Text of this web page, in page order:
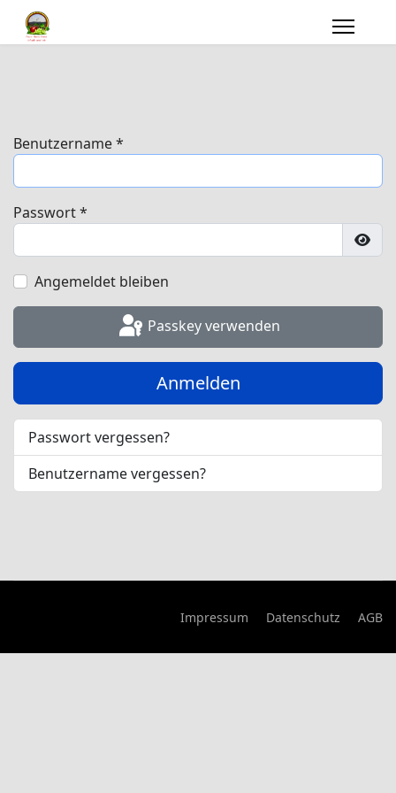
Benutzername*
Passwort*
Angemeldet bleiben
Passkey verwenden
Anmelden
Passwort vergessen?
Benutzername vergessen?
Impressum Datenschutz AGB